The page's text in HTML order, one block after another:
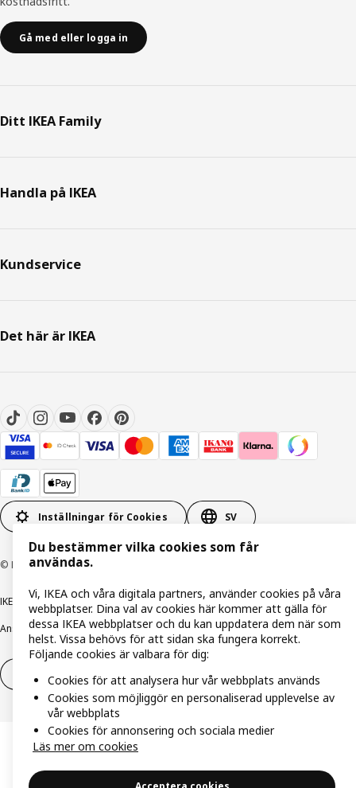
Gå med eller logga in
Ditt IKEA Family
Handla på IKEA
Kundservice
Det här är IKEA
Inställningar för Cookies SV
© Inter IKEA Systems B.V. 1999-2026
IKEA Family integritetspolicyIntegritetspolicyCookiepolicy
Ansvarsfullt avslöjandepolicyE-postKöp- & leveransvillkorBolagsinformation
Utöva ångerrätt Utöva ångerrätten för tjänster
Du bestämmer vilka cookies som får
användas.
Vi, IKEA och våra digitala partners, använder cookies på våra
webbplatser. Dina val av cookies här kommer att gälla för
dessa IKEA webbplatser och du kan uppdatera dem när som
helst. Vissa behövs för att sidan ska fungera korrekt.
Följande cookies är valbara för dig:
Cookies för att analysera hur vår webbplats används
Cookies som möjliggör en personaliserad upplevelse av
vår webbplats
Cookies för annonsering och sociala medier
Läs mer om cookies